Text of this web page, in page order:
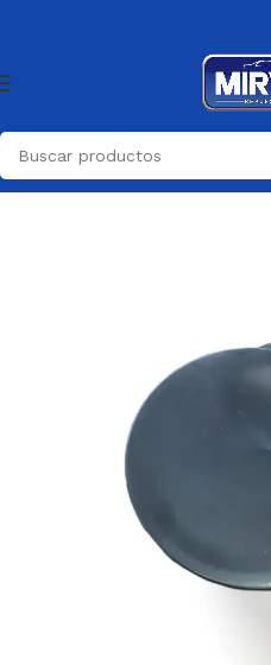
Inicio Carroceria Paragolpes